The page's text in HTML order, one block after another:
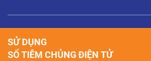
SỬ DỤNG
SỔ TIÊM CHỦNG ĐIỆN TỬ